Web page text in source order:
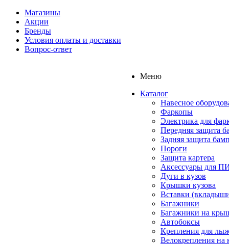
Магазины
Акции
Бренды
Условия оплаты и доставки
Вопрос-ответ
Меню
Каталог
Навесное
Фаркопы
Электрика для
Передняя защита
Задняя защита
Пороги
Защита картера
Аксессуары для
Дуги в кузов
Крышки кузова
Вставки
Багажники
Багажники на
Автобоксы
Крепления для
Велокрепления